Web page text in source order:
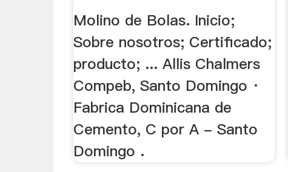
Compra .
Molino de Bolas. Inicio;
Sobre nosotros; Certificado;
producto; ... Allis Chalmers
Compeb, Santo Domingo ·
Fabrica Dominicana de
Cemento, C por A - Santo
Domingo .